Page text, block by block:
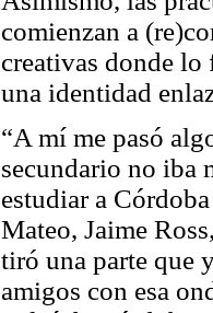
comienzan a
creativas donde
una identidad
“A mí me pasó
secundario no iba
estudiar a
Mateo, Jaime
tiró una parte que
amigos con esa